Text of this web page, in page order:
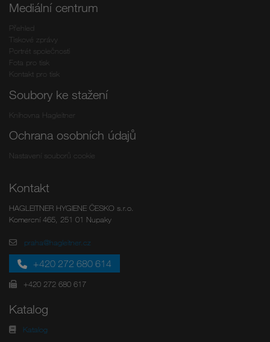
Mediální centrum
Přehled
Tiskové zprávy
Portrét společnosti
Fota pro tisk
Kontakt pro tisk
Soubory ke stažení
Knihovna Hagleitner
Ochrana osobních údajů
Nastavení souborů cookie
Kontakt
HAGLEITNER HYGIENE ČESKO s.r.o.
Komercní 465, 251 01 Nupaky
praha@hagleitner.cz
+420 272 680 614
+420 272 680 617
Katalog
Katalog